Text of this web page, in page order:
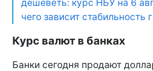
дешеветь: курс НБУ на 6
чего зависит стабильность
Курс валют в банках
Банки сегодня продают